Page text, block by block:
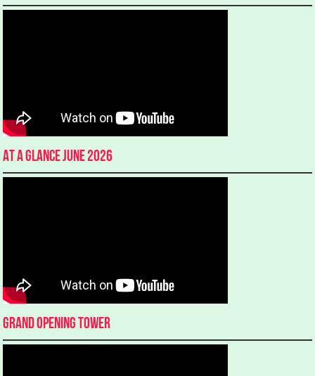
At a glance June 2026
Grand Opening Tower